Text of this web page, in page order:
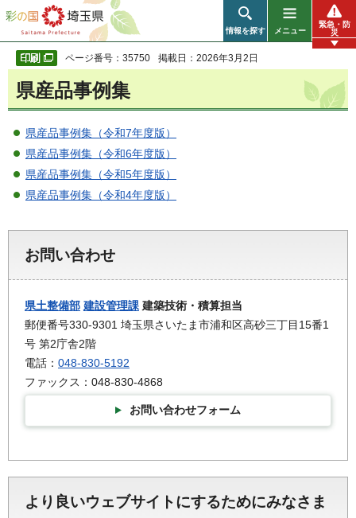
彩の国 埼玉県
情報を探す メニュー
緊急・防
災
ページ番号：35750 掲載日：2026年3月2日
県産品事例集
県産品事例集（令和7年度版）
県産品事例集（令和6年度版）
県産品事例集（令和5年度版）
県産品事例集（令和4年度版）
お問い合わせ
県土整備部 建設管理課 建築技術・積算担当
郵便番号330-9301 埼玉県さいたま市浦和区高砂三丁目15番1
号 第2庁舎2階
電話： 048-830-5192
ファックス：048-830-4868
お問い合わせフォーム
より良いウェブサイトにするためにみなさま